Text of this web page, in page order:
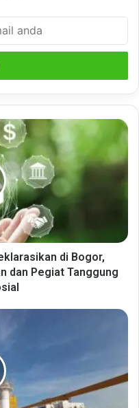
di Bogor,
dan Pegiat Tanggung